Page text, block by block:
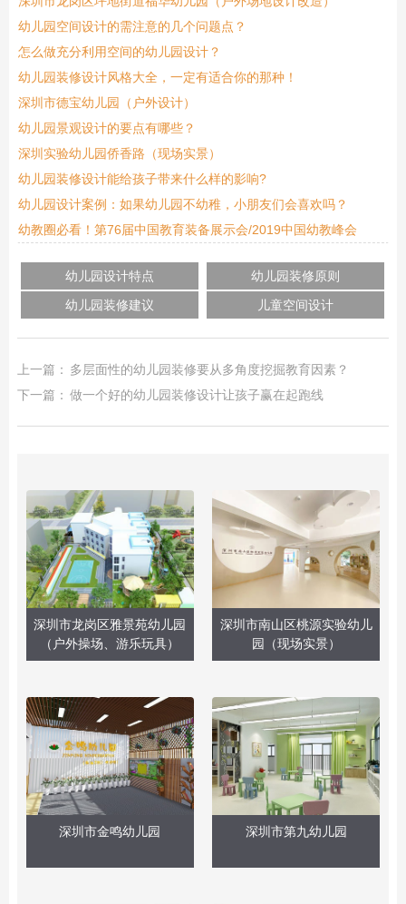
幼儿园空间设计的需注意的几个问题点？
怎么做充分利用空间的幼儿园设计？
幼儿园装修设计风格大全，一定有适合你的那种！
深圳市德宝幼儿园（户外设计）
幼儿园景观设计的要点有哪些？
深圳实验幼儿园侨香路（现场实景）
幼儿园装修设计能给孩子带来什么样的影响?
幼儿园设计案例：如果幼儿园不幼稚，小朋友们会喜欢吗？
幼教圈必看！第76届中国教育装备展示会/2019中国幼教峰会
幼儿园设计特点
幼儿园装修原则
幼儿园装修建议
儿童空间设计
上一篇： 多层面性的幼儿园装修要从多角度挖掘教育因素？
下一篇： 做一个好的幼儿园装修设计让孩子赢在起跑线
深圳市龙岗区雅景苑幼儿园
（户外操场、游乐玩具）
深圳市南山区桃源实验幼儿
园（现场实景）
深圳市金鸣幼儿园 深圳市第九幼儿园